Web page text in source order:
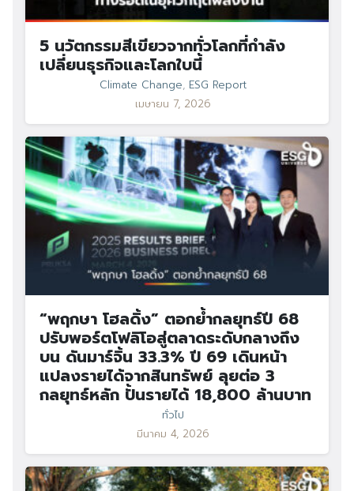
5 นวัตกรรมสีเขียวจากทั่วโลกที่กำลัง
เปลี่ยนธุรกิจและโลกใบนี้
Climate Change, ESG Report
เมษายน 7, 2026
“พฤกษา โฮลดิ้ง” ตอกย้ำกลยุทธ์ปี 68
ปรับพอร์ตโฟลิโอสู่ตลาดระดับกลางถึง
บน ดันมาร์จิ้น 33.3% ปี 69 เดินหน้า
แปลงรายได้จากสินทรัพย์ ลุยต่อ 3
กลยุทธ์หลัก ปั้นรายได้ 18,800 ล้านบาท
ทั่วไป
มีนาคม 4, 2026